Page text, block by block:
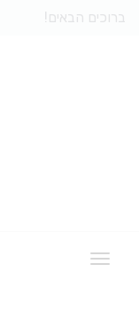
ברוכים הבאים!